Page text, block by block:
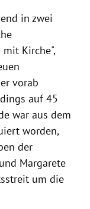
in zwei
Kirche",
vorab
auf 45
war aus dem
worden,
der
Margarete
um die